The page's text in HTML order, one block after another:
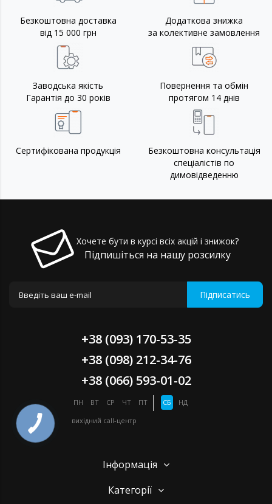
Безкоштовна доставка
від 15 000 грн
Додаткова знижка
за колективне замовлення
Заводська якість
Гарантія до 30 років
Повернення та обмін
протягом 14 днів
Сертифікована продукція
Безкоштовна консультація
спеціалістів по
димовідведенню
Хочете бути в курсі всіх акцій і знижок?
Підпишіться на нашу розсилку
Підписатись
+38 (093) 170-53-35
+38 (098) 212-34-76
+38 (066) 593-01-02
ПН ВТ СР ЧТ ПТ СБ
НД
вихідний call-центр
Інформація
Категорії